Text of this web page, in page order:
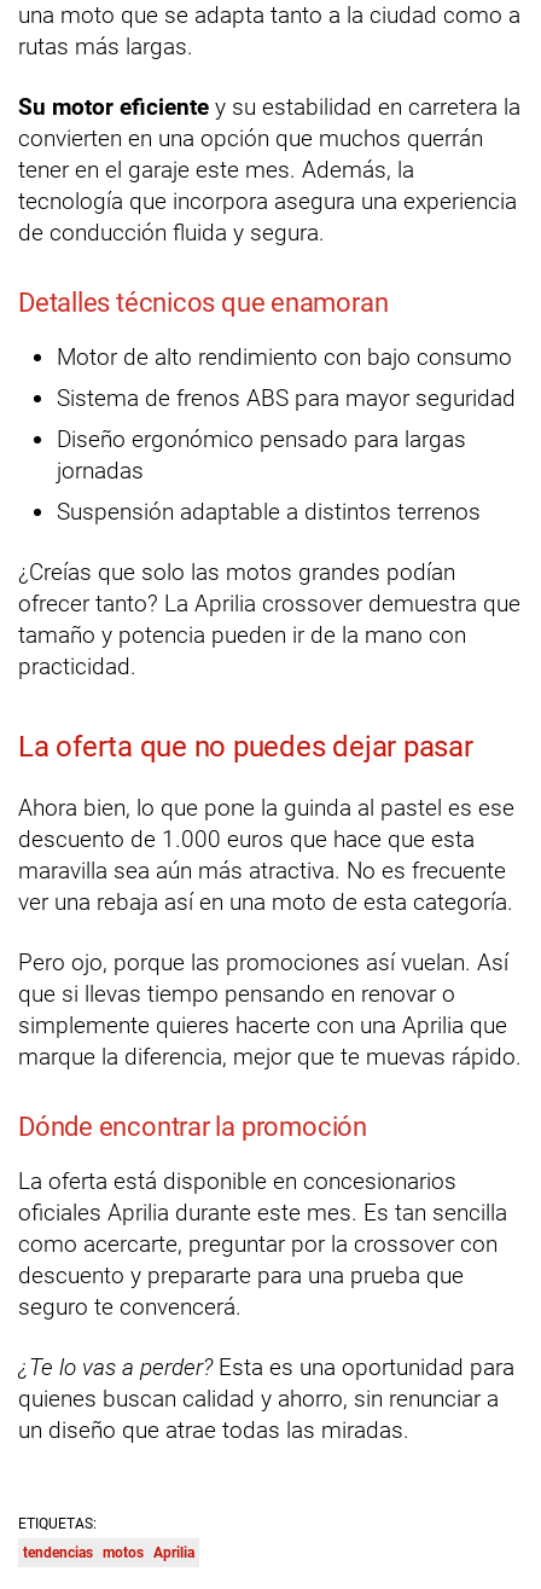
una moto que se adapta tanto a la ciudad como a
rutas más largas.
Su motor eficiente y su estabilidad en carretera la
convierten en una opción que muchos querrán
tener en el garaje este mes. Además, la
tecnología que incorpora asegura una experiencia
de conducción fluida y segura.
Detalles técnicos que enamoran
Motor de alto rendimiento con bajo consumo
Sistema de frenos ABS para mayor seguridad
Diseño ergonómico pensado para largas
jornadas
Suspensión adaptable a distintos terrenos
¿Creías que solo las motos grandes podían
ofrecer tanto? La Aprilia crossover demuestra que
tamaño y potencia pueden ir de la mano con
practicidad.
La oferta que no puedes dejar pasar
Ahora bien, lo que pone la guinda al pastel es ese
descuento de 1.000 euros que hace que esta
maravilla sea aún más atractiva. No es frecuente
ver una rebaja así en una moto de esta categoría.
Pero ojo, porque las promociones así vuelan. Así
que si llevas tiempo pensando en renovar o
simplemente quieres hacerte con una Aprilia que
marque la diferencia, mejor que te muevas rápido.
Dónde encontrar la promoción
La oferta está disponible en concesionarios
oficiales Aprilia durante este mes. Es tan sencilla
como acercarte, preguntar por la crossover con
descuento y prepararte para una prueba que
seguro te convencerá.
¿Te lo vas a perder?Esta es una oportunidad para
quienes buscan calidad y ahorro, sin renunciar a
un diseño que atrae todas las miradas.
ETIQUETAS:
tendencias motos Aprilia